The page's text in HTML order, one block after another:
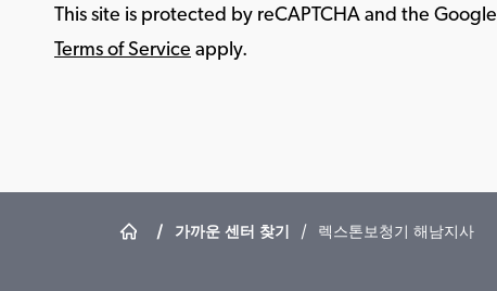
This site is protected by reCAPTCHA and the Google
Terms of Service apply.
/ 가까운 센터 찾기 / 렉스톤보청기 해남지사